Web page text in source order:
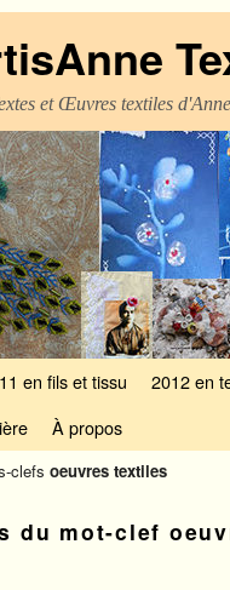
et Œuvres textiles
en fils et tissu 2012 en
À propos
clefs oeuvres textiles
du mot-clef